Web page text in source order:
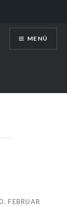
MENÜ
FEBRUAR